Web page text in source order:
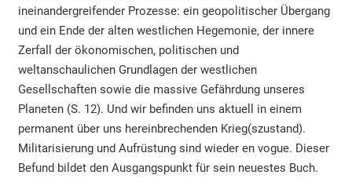
ineinandergreifender Prozesse: ein geopolitischer Übergang
und ein Ende der alten westlichen Hegemonie, der innere
Zerfall der ökonomischen, politischen und
weltanschaulichen Grundlagen der westlichen
Gesellschaften sowie die massive Gefährdung unseres
Planeten (S. 12). Und wir befinden uns aktuell in einem
permanent über uns hereinbrechenden Krieg(szustand).
Militarisierung und Aufrüstung sind wieder en vogue. Dieser
Befund bildet den Ausgangspunkt für sein neuestes Buch.